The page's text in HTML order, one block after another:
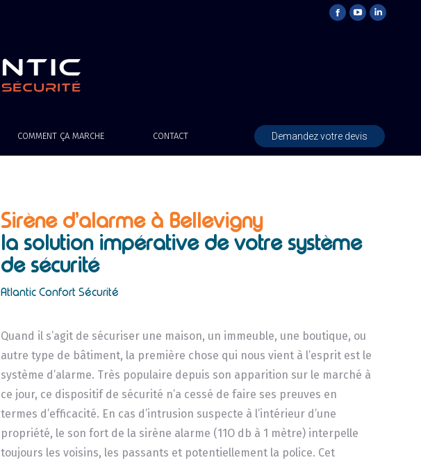
COMMENT ÇA MARCHE CONTACT Demandez votre devis
Sirène d’alarme à Bellevigny
la solution impérative de votre système
de sécurité
Atlantic Confort Sécurité
Quand il s’agit de sécuriser une maison, un immeuble, une boutique, ou
autre type de bâtiment, la première chose qui nous vient à l’esprit est le
système d’alarme. Très populaire depuis son apparition sur le marché à
ce jour, ce dispositif de sécurité n’a cessé de faire ses preuves en
termes d’efficacité. En cas d’intrusion suspecte à l’intérieur d’une
propriété, le son fort de la sirène alarme (11O db à 1 mètre) interpelle
toujours les voisins, les passants et potentiellement la police. Cet